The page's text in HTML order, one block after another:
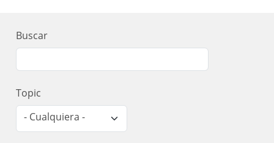
Buscar
Topic
- Cualquiera -